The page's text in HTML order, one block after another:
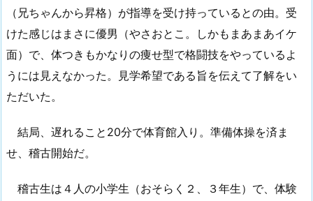
（兄ちゃんから昇格）が指導を受け持っているとの由。受
けた感じはまさに優男（やさおとこ。しかもまあまあイケ
面）で、体つきもかなりの痩せ型で格闘技をやっているよ
うには見えなかった。見学希望である旨を伝えて了解をい
ただいた。
結局、遅れること20分で体育館入り。準備体操を済ま
せ、稽古開始だ。
稽古生は４人の小学生（おそらく２、３年生）で、体験